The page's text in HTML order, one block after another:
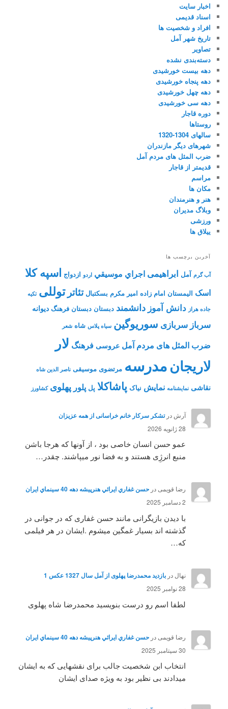
اخبار سایت
اسناد قدیمی
افراد و شخصیت ها
تاریخ شهر آمل
تصاویر
دسته‌بندی نشده
دهه بیست خورشیدی
دهه پنجاه خورشیدی
دهه چهل خورشیدی
دهه سی خورشیدی
دوره قاجار
روستاها
سالهای 1304-1320
شهرهای دیگر مازندران
ضرب المثل های مردم آمل
قدیمتر از قاجار
مراسم
مکان ها
هنر و هنرمندان
وبلاگ مدیران
ورزشی
ییلاق ها
آخرین برچسب ها
آب گرم آمل ابراهیمی اجراي موسيقي اردو ازدواج اسپه کلا
اسک الیمستان امام زاده امیر مکرم بسکتبال تئاتر توللی تکیه
جاده هراز دانش آموز دانشمند دبستان دبستان فرهنگ دیوانه
سرباز سربازی سوریوگین سیاه پلاس شاه شعر
ضرب المثل های مردم آمل عروسی فرهنگ لار
لاریجانمدرسه مرتضوی موسیقی ناصر الدین شاه
نقاشی نمايشنامه نمایش نیاک پاشاکلا پل پلور پهلوی کشاورز
آرش درتشکر سرکار خانم خراسانی از همه عزیزان
28 ژانویه 2026
عمو حسن انسان خاصی بود ، از آونها که هرجا باشن
منبع انرژِی هستند و به فضا نور میپاشند. چقدر…
رضا قویمی در حسن غفاري ايرائي هنرپيشه دهه 40 سينماي ايران
2 دسامبر 2025
با دیدن بازیگرانی مانند حسن غفاری که در جوانی در
گذشته اند بسیار غمگین میشوم .ایشان در هر فیلمی
که…
نهال در بازدید محمدرضا پهلوی از آمل سال 1327 عکس 1
28 نوامبر 2025
لطفا اسم رو درست بنویسید محمدرضا شاه پهلوی
رضا قویمی در حسن غفاري ايرائي هنرپيشه دهه 40 سينماي ايران
30 سپتامبر 2025
انتخاب ابن شخصیت جالب برای نقشهایی که به ایشان
میدادند بی نظیر بود به ویژه صدای ایشان